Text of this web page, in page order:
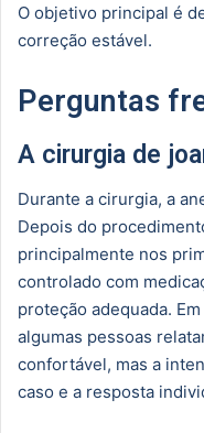
O objetivo principal é
correção estável.
Perguntas
A cirurgia de
Durante a cirurgia, a
Depois do
principalmente nos
controlado com
proteção adequada.
algumas pessoas
confortável, mas a
caso e a resposta